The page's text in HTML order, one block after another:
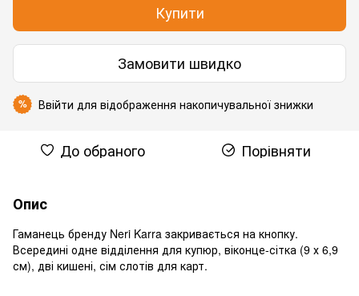
Купити
Замовити швидко
% Ввійти для відображення накопичувальної знижки
До обраного Порівняти
Опис
Гаманець бренду Neri Karra закривається на кнопку.
Всередині одне відділення для купюр, віконце-сітка (9 х 6,9
см), дві кишені, сім слотів для карт.